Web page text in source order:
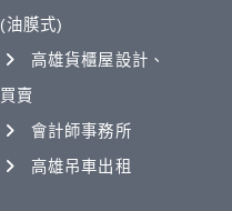
(油膜式)
高雄貨櫃屋設計、
買賣
會計師事務所
高雄吊車出租